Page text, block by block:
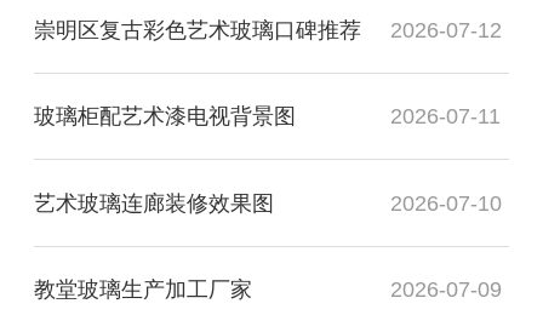
崇明区复古彩色艺术玻璃口碑推荐 2026-07-12
玻璃柜配艺术漆电视背景图 2026-07-11
艺术玻璃连廊装修效果图 2026-07-10
教堂玻璃生产加工厂家 2026-07-09